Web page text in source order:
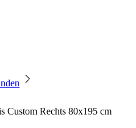
Custom Rechts 80x195 cm